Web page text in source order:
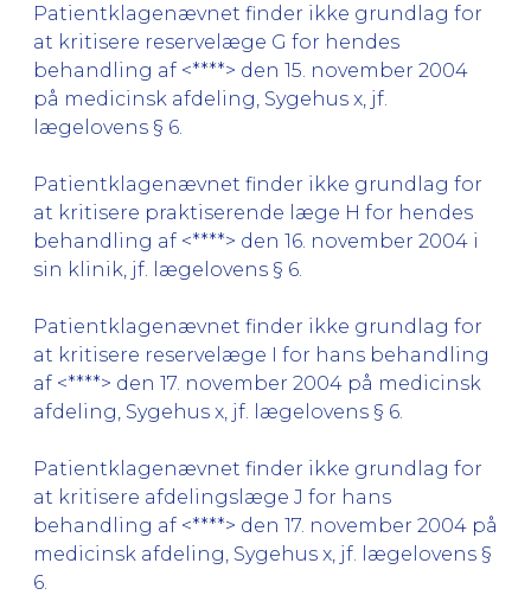
Patientklagenævnet finder ikke grundlag for
at kritisere reservelæge G for hendes
behandling af <****> den 15. november 2004
på medicinsk afdeling, Sygehus x, jf.
lægelovens § 6.
Patientklagenævnet finder ikke grundlag for
at kritisere praktiserende læge H for hendes
behandling af <****> den 16. november 2004 i
sin klinik, jf. lægelovens § 6.
Patientklagenævnet finder ikke grundlag for
at kritisere reservelæge I for hans behandling
af <****> den 17. november 2004 på medicinsk
afdeling, Sygehus x, jf. lægelovens § 6.
Patientklagenævnet finder ikke grundlag for
at kritisere afdelingslæge J for hans
behandling af <****> den 17. november 2004 på
medicinsk afdeling, Sygehus x, jf. lægelovens §
6.